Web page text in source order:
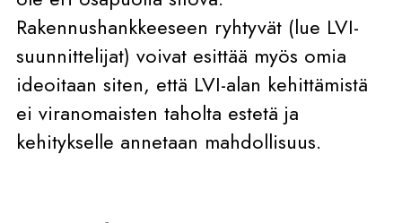
Rakennushankkeeseen ryhtyvät (lue LVI-
suunnittelijat) voivat esittää myös omia
ideoitaan siten, että LVI-alan kehittämistä
ei viranomaisten taholta estetä ja
kehitykselle annetaan mahdollisuus.